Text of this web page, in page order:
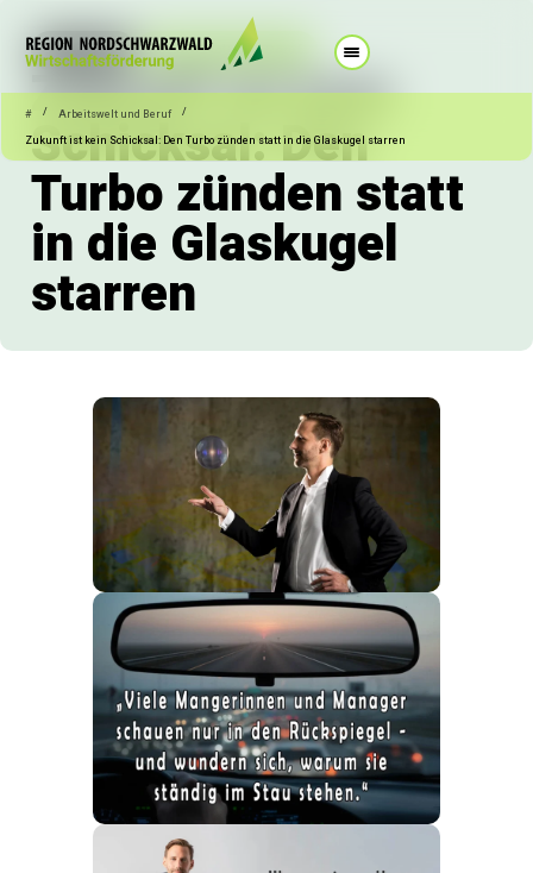
# / Arbeitswelt und Beruf
/
Zukunft ist kein Schicksal: Den Turbo zünden statt in die Glaskugel starren
07.10.2025 Arbeitswelt und Beruf
Zukunft ist kein
Schicksal: Den
Turbo zünden statt
in die Glaskugel
starren